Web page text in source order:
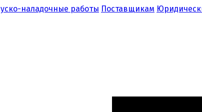
наладочные работы Поставщикам